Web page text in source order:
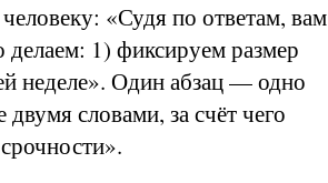
«Судя по ответам, вам
1) фиксируем размер
неделе». Один абзац — одно
словами, за счёт чего